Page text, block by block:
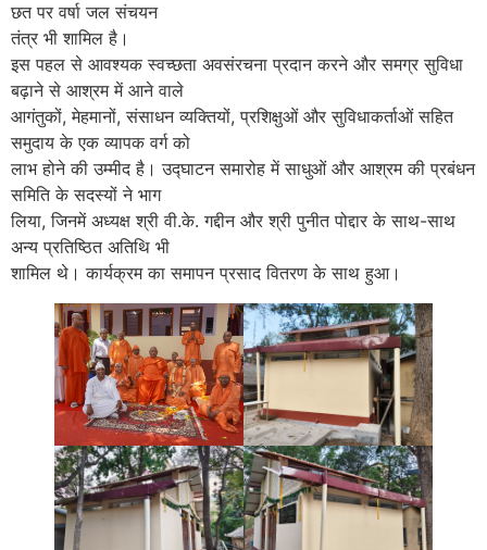
छत पर वर्षा जल संचयन
तंत्र भी शामिल है।
इस पहल से आवश्यक स्वच्छता अवसंरचना प्रदान करने और समग्र सुविधा
बढ़ाने से आश्रम में आने वाले
आगंतुकों, मेहमानों, संसाधन व्यक्तियों, प्रशिक्षुओं और सुविधाकर्ताओं सहित
समुदाय के एक व्यापक वर्ग को
लाभ होने की उम्मीद है। उद्घाटन समारोह में साधुओं और आश्रम की प्रबंधन
समिति के सदस्यों ने भाग
लिया, जिनमें अध्यक्ष श्री वी.के. गद्दीन और श्री पुनीत पोद्दार के साथ-साथ
अन्य प्रतिष्ठित अतिथि भी
शामिल थे। कार्यक्रम का समापन प्रसाद वितरण के साथ हुआ।